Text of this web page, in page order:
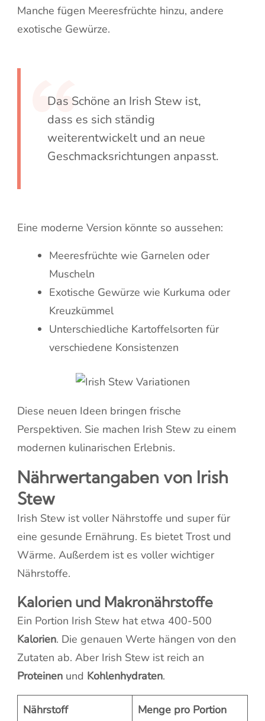
Manche fügen Meeresfrüchte hinzu, andere
exotische Gewürze.
Das Schöne an Irish Stew ist,
dass es sich ständig
weiterentwickelt und an neue
Geschmacksrichtungen anpasst.
Eine moderne Version könnte so aussehen:
Meeresfrüchte wie Garnelen oder
Muscheln
Exotische Gewürze wie Kurkuma oder
Kreuzkümmel
Unterschiedliche Kartoffelsorten für
verschiedene Konsistenzen
Diese neuen Ideen bringen frische
Perspektiven. Sie machen Irish Stew zu einem
modernen kulinarischen Erlebnis.
Nährwertangaben von Irish
Stew
Irish Stew ist voller Nährstoffe und super für
eine gesunde Ernährung. Es bietet Trost und
Wärme. Außerdem ist es voller wichtiger
Nährstoffe.
Kalorien und Makronährstoffe
Ein Portion Irish Stew hat etwa 400-500
Kalorien. Die genauen Werte hängen von den
Zutaten ab. Aber Irish Stew ist reich an
Proteinen und Kohlenhydraten.
Nährstoff Menge pro Portion